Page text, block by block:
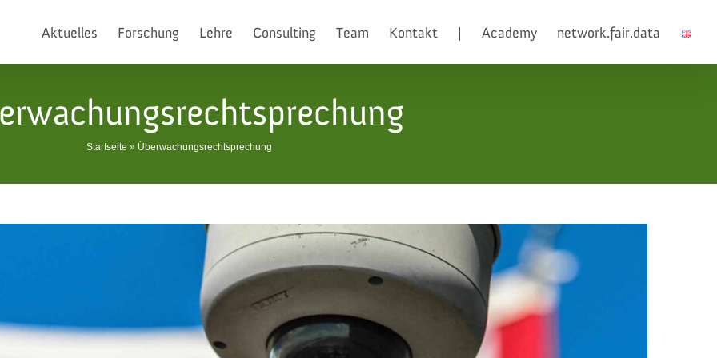
Aktuelles Forschung Lehre Consulting Team Kontakt Academy network.fair.data
Startseite » Überwachungsrechtsprechung